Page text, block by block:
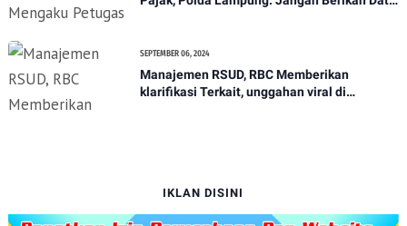
SEPTEMBER 06, 2024
Manajemen RSUD, RBC Memberikan
klarifikasi Terkait, unggahan viral di
IKLAN DISINI